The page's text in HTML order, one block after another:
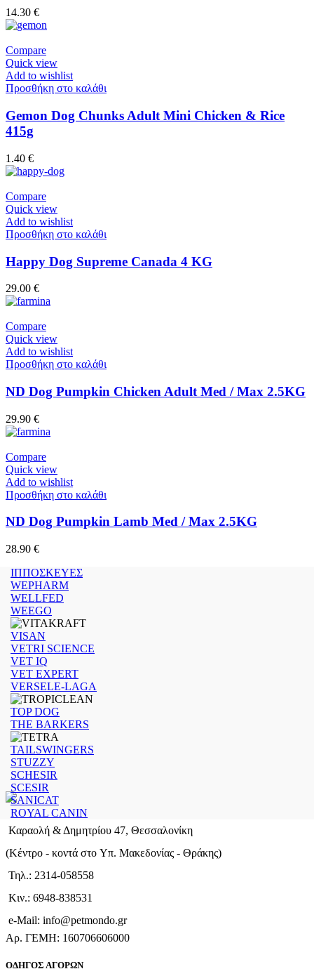
14.30 €
Compare
Quick view
Add to wishlist
Προσθήκη στο καλάθι
Gemon Dog Chunks Adult Mini Chicken & Rice
415g
1.40 €
Compare
Quick view
Add to wishlist
Προσθήκη στο καλάθι
Happy Dog Supreme Canada 4 KG
29.00 €
Compare
Quick view
Add to wishlist
Προσθήκη στο καλάθι
ND Dog Pumpkin Chicken Adult Med / Max 2.5KG
29.90 €
Compare
Quick view
Add to wishlist
Προσθήκη στο καλάθι
ND Dog Pumpkin Lamb Med / Max 2.5KG
28.90 €
ΙΠΠΟΣΚΕΥΕΣ
WEPHARM
WELLFED
WEEGO
VISAN
VETRI SCIENCE
VET IQ
VET EXPERT
VERSELE-LAGA
TOP DOG
THE BARKERS
TAILSWINGERS
STUZZY
SCHESIR
SCESIR
SANICAT
ROYAL CANIN
Καραολή & Δημητρίου 47, Θεσσαλονίκη
(Kέντρο - κοντά στο Yπ. Μακεδονίας - Θράκης)
Τηλ.: 2314-058558
Κιν.: 6948-838531
e-Mail: info@petmondo.gr
Aρ. ΓΕΜΗ: 160706606000
ΟΔΗΓΟΣ ΑΓΟΡΩΝ